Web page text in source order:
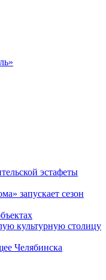
эстафеты
запускает сезон
культурную столицу
Челябинска